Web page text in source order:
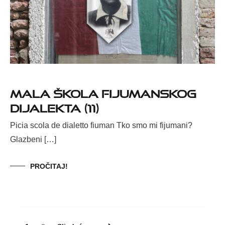
Mala škola fijumanskog
dijalekta (11)
Picia scola de dialetto fiuman Tko smo mi fijumani?
Glazbeni […]
PROČITAJ!